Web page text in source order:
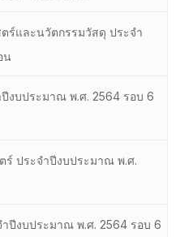
ร์และนวัตกรรมวัสดุ ประจำ
น
งบประมาณ พ.ศ. 2564 รอบ 6
ร์ ประจำปีงบประมาณ พ.ศ.
ปีงบประมาณ พ.ศ. 2564 รอบ 6